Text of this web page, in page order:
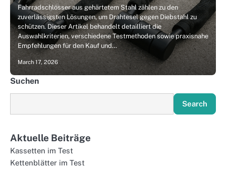
Fahrradschlösser aus gehärtetem Stahl zählen zu den
zuverlässigsten Lösungen, um Drahtesel gegen Diebstahl zu
schützen. Dieser Artikel behandelt detailliert die
Auswahlkriterien, verschiedene Testmethoden sowie praxisnahe
Empfehlungen für den Kauf und…
March 17, 2026
Suchen
Search
Aktuelle Beiträge
Kassetten im Test
Kettenblätter im Test